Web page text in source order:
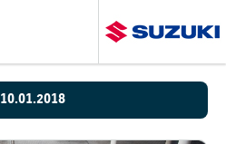
10.01.2018